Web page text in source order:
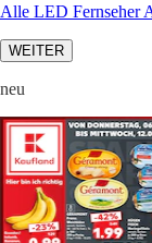
Alle LED Fernseher
WEITER
neu